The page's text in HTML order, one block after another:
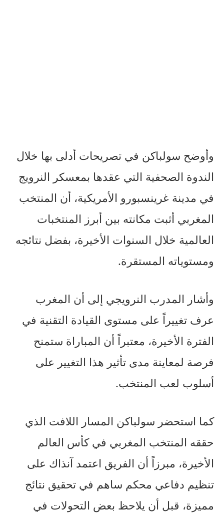
وأوضح سولباكن في تصريحات أدلى بها خلال
الندوة الصحفية التي عقدها بمعسكر النرويج
في مدينة غرينسبورو الأمريكية، أن المنتخب
المغربي أثبت مكانته بين أبرز المنتخبات
العالمية خلال السنوات الأخيرة، بفضل نتائجه
ومستوياته المستقرة.
وأشار المدرب النرويجي إلى أن المغرب
عرف تغييراً على مستوى القيادة التقنية في
الفترة الأخيرة، معتبراً أن المباراة ستمنح
فرصة لمعاينة مدى تأثير هذا التغيير على
أسلوب لعب المنتخب.
كما استحضر سولباكن المسار اللافت الذي
حققه المنتخب المغربي في كأس العالم
الأخيرة، مبرزاً أن الفريق اعتمد آنذاك على
تنظيم دفاعي محكم ساهم في تحقيق نتائج
مميزة، قبل أن يلاحظ بعض التحولات في